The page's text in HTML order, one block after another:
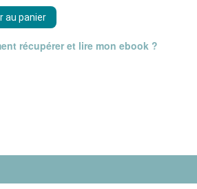
récupérer et lire mon ebook ?